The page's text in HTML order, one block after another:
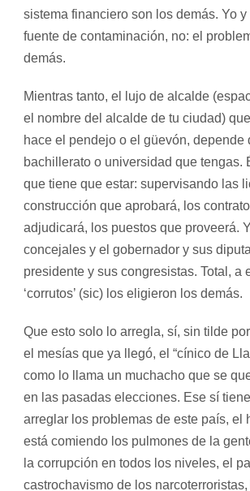
sistema financiero son los demás. Yo
fuente de contaminación, no: el
demás.
Mientras tanto, el lujo de alcalde
el nombre del alcalde de tu ciudad)
hace el pendejo o el güevón, depende
bachillerato o universidad que tengas.
que tiene que estar: supervisando las
construcción que aprobará, los
adjudicará, los puestos que proveerá.
concejales y el gobernador y sus
presidente y sus congresistas. Total, a
‘corrutos’ (sic) los eligieron los demás.
Que esto solo lo arregla, sí, sin tilde
el mesías que ya llegó, el “cínico de
como lo llama un muchacho que se
en las pasadas elecciones. Ese sí
arreglar los problemas de este país, el
está comiendo los pulmones de la
la corrupción en todos los niveles, el
castrochavismo de los